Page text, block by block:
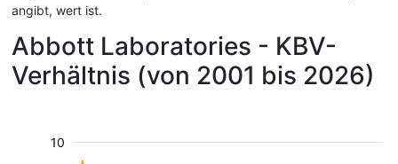
angibt, wert ist.
Abbott Laboratories - KBV-
Verhältnis (von 2001 bis 2026)
10